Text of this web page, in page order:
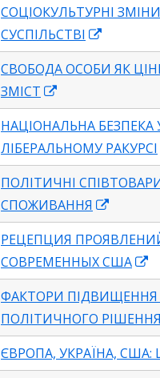
СОЦІОКУЛЬТУРНІ
СУСПІЛЬСТВІ
in
a
window
СВОБОДА ОСОБИ ЯК
ЗМІСТ
in
a
new
window
НАЦІОНАЛЬНА БЕЗПЕКА
ЛІБЕРАЛЬНОМУ РАКУРСІ
ПОЛІТИЧНІ
СПОЖИВАННЯ
in
a
new
window
РЕЦЕПЦИЯ
СОВРЕМЕННЫХ США
in
a
ФАКТОРИ ПІДВИЩЕННЯ
ПОЛІТИЧНОГО
ЄВРОПА, УКРАЇНА, США: